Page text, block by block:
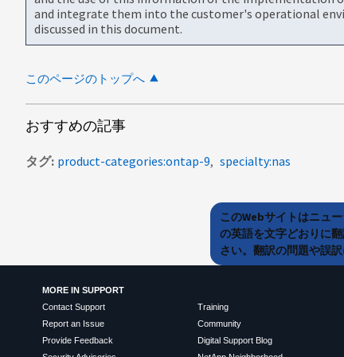
and integrate them into the customer's operational
discussed in this document.
このページのトップへ
おすすめの記事
タグ product-categories:ontap-9 specialty:nas
このWebサイトはニュ
の英語を文字どおりに
さい。翻訳の問題や誤
MORE IN SUPPORT
Contact Support
Report an Issue
Provide Feedback
Training
Community
Digital Support Blog